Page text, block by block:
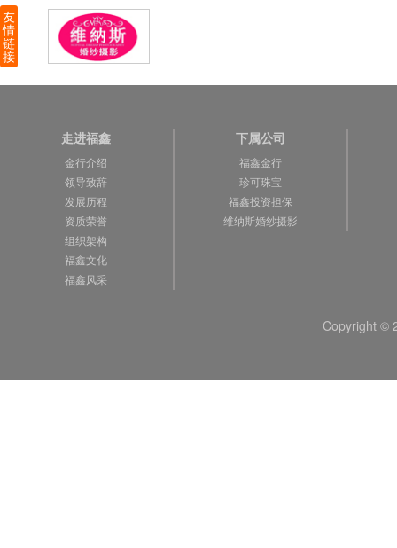
走进福鑫
金行介绍
领导致辞
发展历程
资质荣誉
组织架构
福鑫文化
福鑫风采
下属公司
福鑫金行
珍可珠宝
福鑫投资担保
维纳斯婚纱摄影
Copyright ©